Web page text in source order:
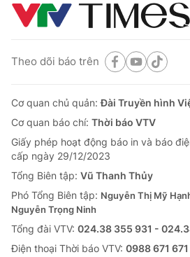
Theo dõi báo trên
Cơ quan chủ quản:Đài Truyền hình
Cơ quan báo chí: Thời báo VTV
Giấy phép hoạt động báo in và báo
cấp ngày 29/12/2023
Tổng Biên tập: Vũ Thanh Thủy
Phó Tổng Biên tập: Nguyễn Thị Mỹ
Nguyễn Trọng Ninh
Tổng đài VTV: 024.38 355 931 -
Ðiện thoại Thời báo VTV: 0988 671 671